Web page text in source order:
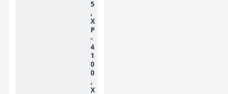
5
,
X
P
-
4
1
0
0
,
X